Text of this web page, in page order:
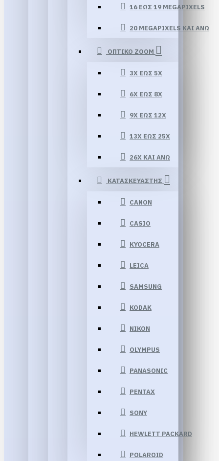
16 ΕΏΣ 19 MEGAPIXELS
20 MEGAPIXELS ΚΑΙ ΆΝΩ
ΟΠΤΙΚΟ ZOOM
3X ΈΩΣ 5X
6X ΈΩΣ 8X
9X ΈΩΣ 12X
13X ΕΏΣ 25X
26X ΚΑΙ ΆΝΩ
ΚΑΤΑΣΚΕΥΑΣΤΗΣ
CANON
CASIO
KYOCERA
LEICA
SAMSUNG
KODAK
NIKON
OLYMPUS
PANASONIC
PENTAX
SONY
HEWLETT PACKARD
POLAROID